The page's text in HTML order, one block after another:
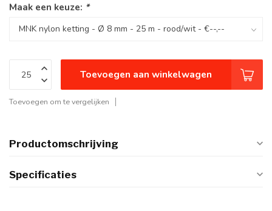
Maak een keuze: *
Toevoegen aan winkelwagen
Toevoegen om te vergelijken
Productomschrijving
Specificaties